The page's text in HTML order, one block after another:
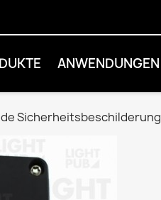
ANWENDUNGEN
Sicherheitsbeschilderung